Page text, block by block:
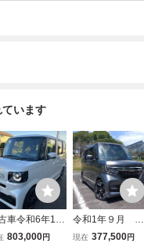
います
車令和6年1万
ー ワンオー
803,000円
令和1年９月 ホ
ンダN-BOX カス
現在 377,500円